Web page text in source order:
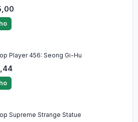
Player 456: Seong Gi-Hu
Supreme Strange Statue